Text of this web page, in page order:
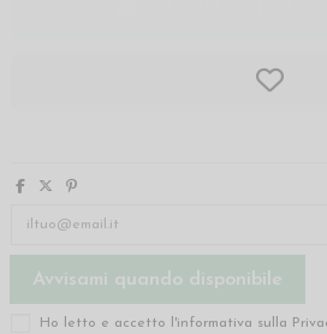
Ho letto e accetto l'informativa sulla